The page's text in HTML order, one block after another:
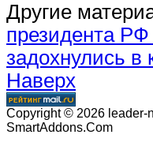
Другие
президента
задохнулись в
Наверх
Copyright © 2026 leader-
SmartAddons.Com